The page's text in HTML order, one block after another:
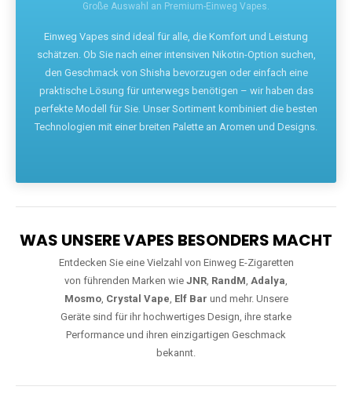
Große Auswahl an Premium-Einweg Vapes.
Einweg Vapes sind ideal für alle, die Komfort und Leistung
schätzen. Ob Sie nach einer intensiven Nikotin-Option suchen,
den Geschmack von Shisha bevorzugen oder einfach eine
praktische Lösung für unterwegs benötigen – wir haben das
perfekte Modell für Sie. Unser Sortiment kombiniert die besten
Technologien mit einer breiten Palette an Aromen und Designs.
WAS UNSERE VAPES BESONDERS MACHT
Entdecken Sie eine Vielzahl von Einweg E-Zigaretten
von führenden Marken wie JNR, RandM, Adalya,
Mosmo, Crystal Vape, Elf Bar und mehr. Unsere
Geräte sind für ihr hochwertiges Design, ihre starke
Performance und ihren einzigartigen Geschmack
bekannt.